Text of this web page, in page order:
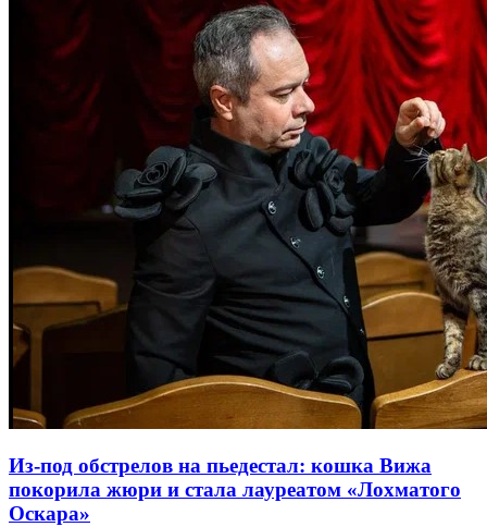
Из-под обстрелов на пьедестал: кошка Вижа
покорила жюри и стала лауреатом «Лохматого
Оскара»